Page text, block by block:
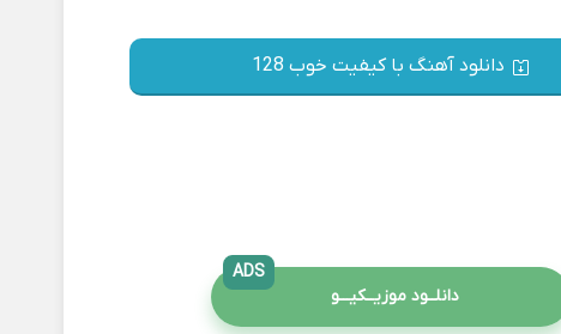
دانلود آهنگ با کیفیت خوب 128
دانلــود موزیــکیـــو
ADS